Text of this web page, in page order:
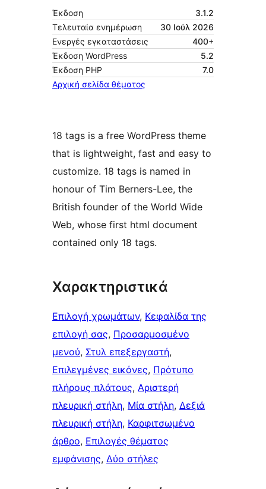
Έκδοση
3.1.2
Τελευταία ενημέρωση
30 Ιούλ 2026
Ενεργές εγκαταστάσεις
400+
Έκδοση WordPress
5.2
Έκδοση ΡΗΡ
7.0
Αρχική σελίδα θέματος
18 tags is a free WordPress theme
that is lightweight, fast and easy to
customize. 18 tags is named in
honour of Tim Berners-Lee, the
British founder of the World Wide
Web, whose first html document
contained only 18 tags.
Χαρακτηριστικά
Επιλογή χρωμάτων, Κεφαλίδα της
επιλογή σας, Προσαρμοσμένο
μενού, Στυλ επεξεργαστή
Επιλεγμένες εικόνες, Πρότυπο
πλήρους πλάτους, Αριστερή
πλευρική στήλη, Μία στήλη, Δεξιά
πλευρική στήλη, Καρφιτσωμένo
άρθρo, Επιλογές θέματος
εμφάνισης, Δύο στήλες